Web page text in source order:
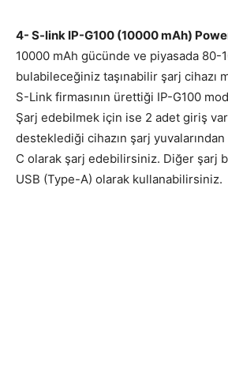
4- S-link IP-G100 (10000 mAh)
10000 mAh gücünde ve piyasada 80-
bulabileceğiniz taşınabilir şarj cihazı
S-Link firmasının ürettiği IP-G100
Şarj edebilmek için ise 2 adet giriş
desteklediği cihazın şarj
C olarak şarj edebilirsiniz. Diğer şarj
USB (Type-A) olarak kullanabilirsiniz.